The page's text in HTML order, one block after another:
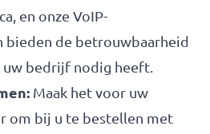
en onze VoIP-
de betrouwbaarheid
bedrijf nodig heeft.
Maak het voor uw
om bij u te bestellen met